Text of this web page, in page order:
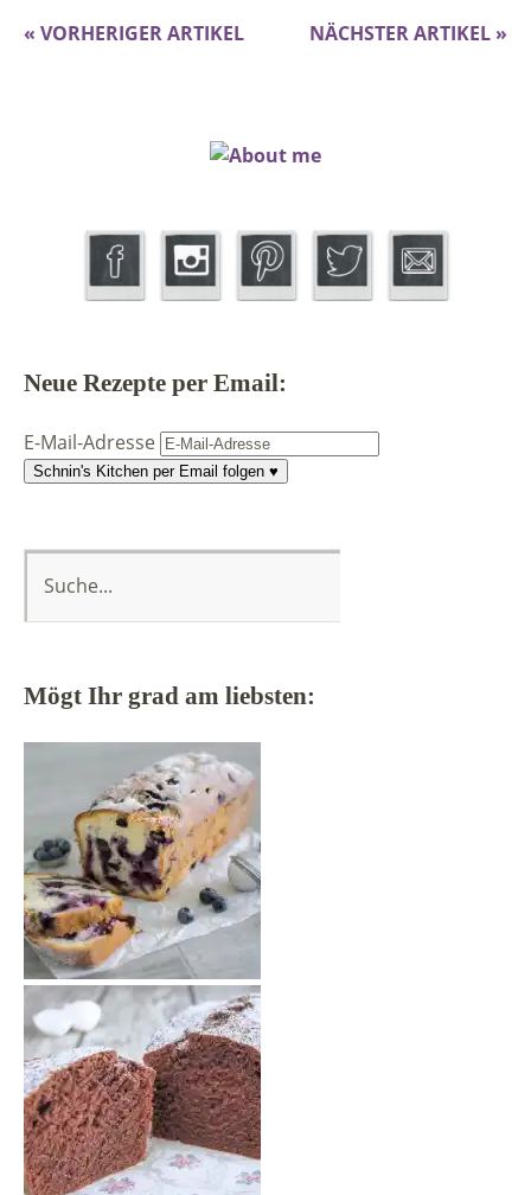
NÄCHSTER ARTIKEL »
« VORHERIGER ARTIKEL
Neue Rezepte per Email:
E-Mail-Adresse
Schnin's Kitchen per Email folgen ♥
Mögt Ihr grad am liebsten: